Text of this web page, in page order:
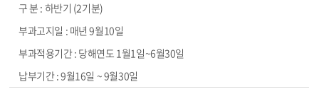
하반기 (2기분)
매년 9월10일
당해연도 1월1일~6월30일
9월16일 ~ 9월30일